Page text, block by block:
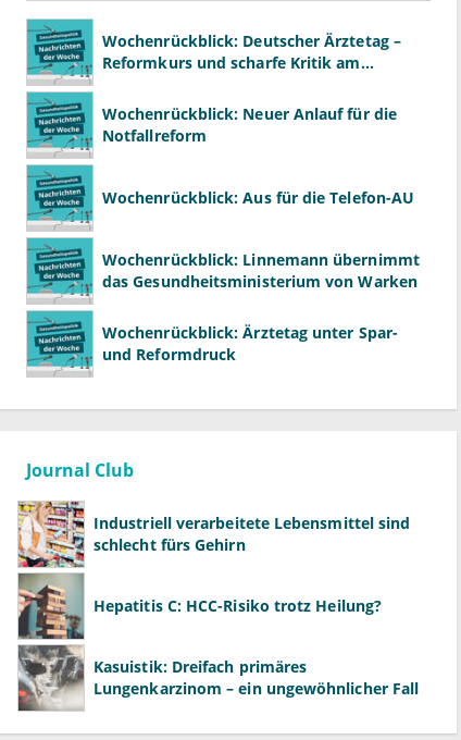
Wochenrückblick: Deutscher Ärztetag –
Reformkurs und scharfe Kritik am
Wochenrückblick: Neuer Anlauf für die
Notfallreform
Wochenrückblick: Aus für die Telefon-AU
Wochenrückblick: Linnemann übernimmt
das Gesundheitsministerium von Warken
Wochenrückblick: Ärztetag unter Spar-
und Reformdruck
Journal Club
Industriell verarbeitete Lebensmittel sind
schlecht fürs Gehirn
Hepatitis C: HCC-Risiko trotz Heilung?
Kasuistik: Dreifach primäres
Lungenkarzinom – ein ungewöhnlicher Fall